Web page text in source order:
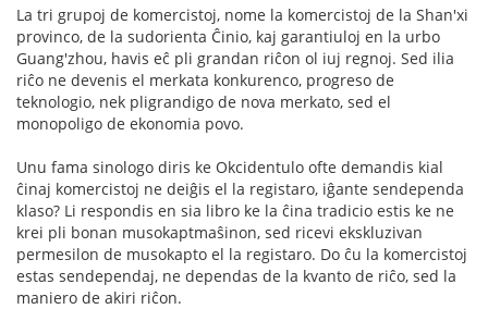
La tri grupoj de komercistoj, nome la komercistoj de la Shan'xi
provinco, de la sudorienta Ĉinio, kaj garantiuloj en la urbo
Guang'zhou, havis eĉ pli grandan riĉon ol iuj regnoj. Sed ilia
riĉo ne devenis el merkata konkurenco, progreso de
teknologio, nek pligrandigo de nova merkato, sed el
monopoligo de ekonomia povo.
Unu fama sinologo diris ke Okcidentulo ofte demandis kial
ĉinaj komercistoj ne deiĝis el la registaro, iĝante sendependa
klaso? Li respondis en sia libro ke la ĉina tradicio estis ke ne
krei pli bonan musokaptmaŝinon, sed ricevi ekskluzivan
permesilon de musokapto el la registaro. Do ĉu la komercistoj
estas sendependaj, ne dependas de la kvanto de riĉo, sed la
maniero de akiri riĉon.